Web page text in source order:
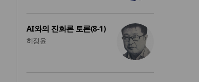
AI와의 진화론 토론(8-1)
허정윤